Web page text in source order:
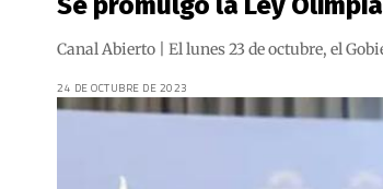
Canal Abierto | El lunes 23 de octubre, el
24 DE OCTUBRE DE 2023